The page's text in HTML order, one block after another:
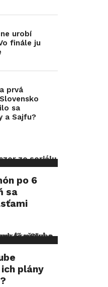
urobí
finále ju
prvá
sa
a Sajfu?
po 6
sa
plány